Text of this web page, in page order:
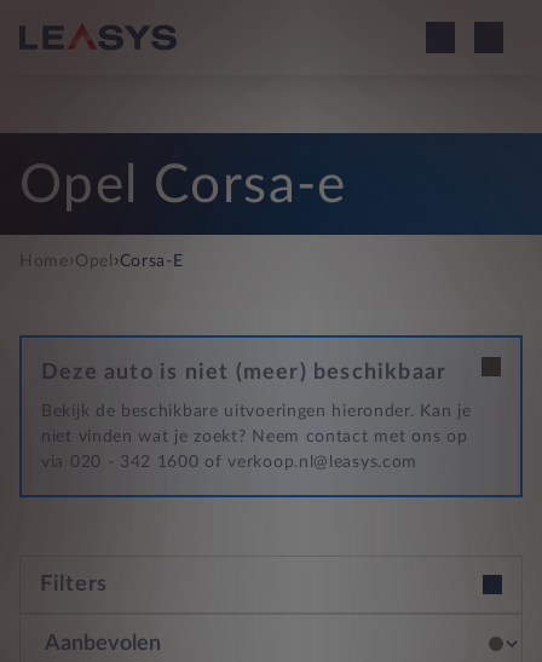
Opel Corsa-e
Home› Opel ›Corsa-E
Deze auto is niet (meer) beschikbaar
Bekijk de beschikbare uitvoeringen hieronder. Kan je
niet vinden wat je zoekt? Neem contact met ons op
via 020 - 342 1600 of verkoop.nl@leasys.com
Filters